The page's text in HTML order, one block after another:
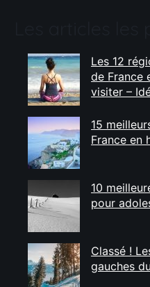
Les 12
de France
visiter –
15
France en
10
pour
Classé !
gauches